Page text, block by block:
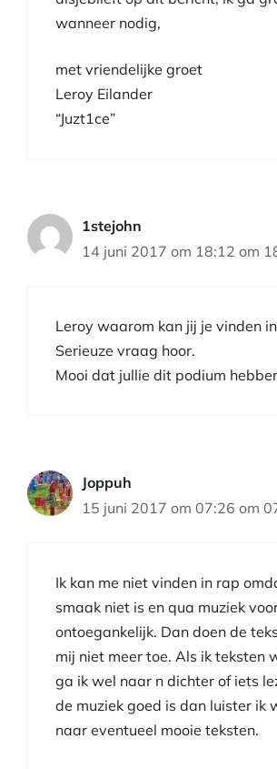
wanneer nodig,
met vriendelijke groet
Leroy Eilander
“Juzt1ce”
1stejohn
14 juni 2017 om 18:12 om
Leroy waarom kan jij je vinden
Serieuze vraag hoor.
Mooi dat jullie dit podium
Joppuh
15 juni 2017 om 07:26 om
Ik kan me niet vinden in rap
smaak niet is en qua muziek
ontoegankelijk. Dan doen de
mij niet meer toe. Als ik teksten
ga ik wel naar n dichter of iets
de muziek goed is dan luister ik
naar eventueel mooie teksten.